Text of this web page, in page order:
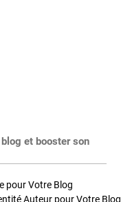
et booster son
pour Votre Blog
Auteur pour Votre Blog